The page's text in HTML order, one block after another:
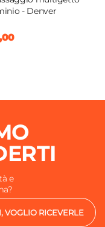
- Denver
e
VOGLIO RICEVERLE